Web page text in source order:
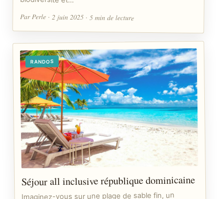
Par Perle · 2 juin 2025 · 5 min de lecture
RANDOS
Séjour all inclusive république dominicaine
Imaginez-vous sur une plage de sable fin, un